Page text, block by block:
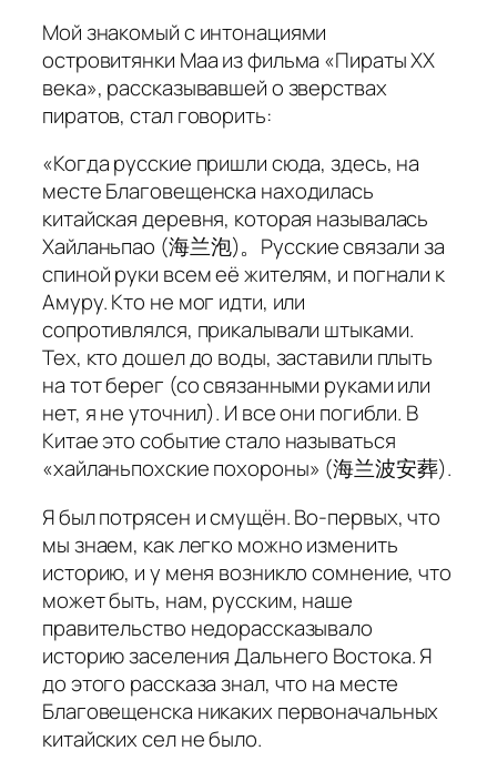
Мой знакомый с интонациями
островитянки Маа из фильма «Пираты ХХ
века», рассказывавшей о зверствах
пиратов, стал говорить:
«Когда русские пришли сюда, здесь, на
месте Благовещенска находилась
китайская деревня, которая называлась
Хайланьпaо (海兰泡)。Русские связали за
спиной руки всем её жителям, и погнали к
Амуру. Кто не мог идти, или
сопротивлялся, прикалывали штыками.
Тех, кто дошел до воды, заставили плыть
на тот берег (со связанными руками или
нет, я не уточнил). И все они погибли. В
Китае это событие стало называться
«хайланьпохские похороны» (海兰波安葬).
Я был потрясен и смущён. Во-первых, что
мы знаем, как легко можно изменить
историю, и у меня возникло сомнение, что
может быть, нам, русским, наше
правительство недорассказывало
историю заселения Дальнего Востока. Я
до этого рассказа знал, что на месте
Благовещенска никаких первоначальных
китайских сел не было.